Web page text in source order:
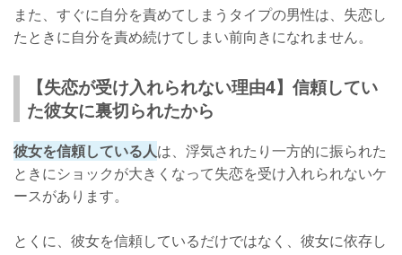
また、すぐに自分を責めてしまうタイプの男性は、失恋し
たときに自分を責め続けてしまい前向きになれません。
【失恋が受け入れられない理由4】信頼してい
た彼女に裏切られたから
彼女を信頼している人は、浮気されたり一方的に振られた
ときにショックが大きくなって失恋を受け入れられないケ
ースがあります。
とくに、彼女を信頼しているだけではなく、彼女に依存し